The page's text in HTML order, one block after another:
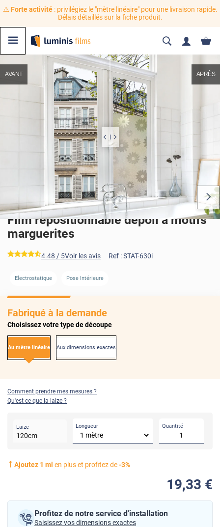
⚠️ Forte activité: privilégiez le "mètre linéaire" pour une livraison rapide.
Délais détaillés sur la fiche produit.
AVANT APRÈS
Film repositionnable dépoli à motifs
marguerites
*****
4.48 / 5Voir les avis Ref :STAT-630i
Electrostatique Pose Intérieure
Fabriqué à la demande
Choisissez votre type de découpe
Au mètre linéaire Aux dimensions exactes
Comment prendre mes mesures ?
Qu'est-ce que la laize ?
Laize
120cm
Longueur Quantité
Ajoutez 1 ml en plus et profitez de-3%
19,33 €
Profitez de notre service d'installation
Saisissez vos dimensions exactes